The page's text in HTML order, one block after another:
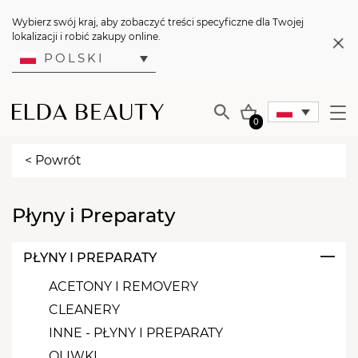
Wybierz swój kraj, aby zobaczyć treści specyficzne dla Twojej
lokalizacji i robić zakupy online.
POLSKI
0
< Powrót
Płyny i Preparaty
PŁYNY I PREPARATY
ACETONY I REMOVERY
CLEANERY
INNE - PŁYNY I PREPARATY